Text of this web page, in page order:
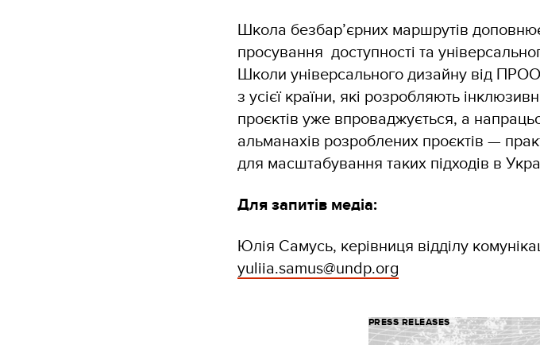
Школа безбар’єрних маршрутів
просування доступності та
Школи універсального дизайну від
з усієї країни, які розробляють
проєктів уже впроваджується, а
альманахів розроблених проєктів —
для масштабування таких підходів в
Для запитів медіа:
Юлія Самусь, керівниця відділу
yuliia.samus@undp.org
PRESS RELEASES